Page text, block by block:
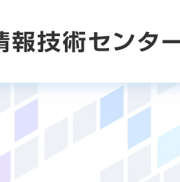
システム・エンジニアリング・サービス
アライアンス
システム開発
会社沿革